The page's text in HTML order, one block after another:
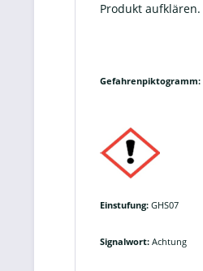
Produkt
Gefahrenpiktogramm:
Einstufung: GHS07
Signalwort: Achtung